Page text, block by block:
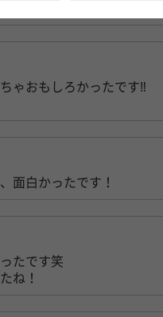
夢に出てきたら爆速で追い
ゃおもしろかったです‼︎
面白かったです！
たです笑
ね！